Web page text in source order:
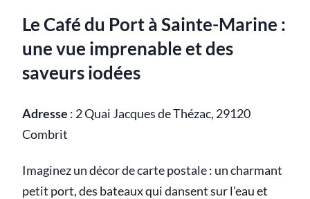
Le Café du Port à Sainte-Marine :
une vue imprenable et des
saveurs iodées
Adresse : 2 Quai Jacques de Thézac, 29120
Combrit
Imaginez un décor de carte postale : un charmant
petit port, des bateaux qui dansent sur l’eau et